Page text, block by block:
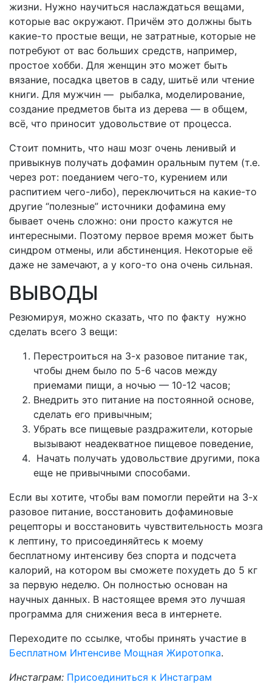
жизни. Нужно научиться наслаждаться вещами,
которые вас окружают. Причём это должны быть
какие-то простые вещи, не затратные, которые не
потребуют от вас больших средств, например,
простое хобби. Для женщин это может быть
вязание, посадка цветов в саду, шитьё или чтение
книги. Для мужчин — рыбалка, моделирование,
создание предметов быта из дерева — в общем,
всё, что приносит удовольствие от процесса.
Стоит помнить, что наш мозг очень ленивый и
привыкнув получать дофамин оральным путем (т.е.
через рот: поеданием чего-то, курением или
распитием чего-либо), переключиться на какие-то
другие “полезные” источники дофамина ему
бывает очень сложно: они просто кажутся не
интересными. Поэтому первое время может быть
синдром отмены, или абстиненция. Некоторые её
даже не замечают, а у кого-то она очень сильная.
ВЫВОДЫ
Резюмируя, можно сказать, что по факту нужно
сделать всего 3 вещи:
Перестроиться на 3-х разовое питание так,
чтобы днем было по 5-6 часов между
приемами пищи, а ночью — 10-12 часов;
Внедрить это питание на постоянной основе,
сделать его привычным;
Убрать все пищевые раздражители, которые
вызывают неадекватное пищевое поведение,
Начать получать удовольствие другими, пока
еще не привычными способами.
Если вы хотите, чтобы вам помогли перейти на 3-х
разовое питание, восстановить дофаминовые
рецепторы и восстановить чувствительность мозга
к лептину, то присоединяйтесь к моему
бесплатному интенсиву без спорта и подсчета
калорий, на котором вы сможете похудеть до 5 кг
за первую неделю. Он полностью основан на
научных данных. В настоящее время это лучшая
программа для снижения веса в интернете.
Переходите по ссылке, чтобы принять участие в
Бесплатном Интенсиве Мощная Жиротопка.
Инстаграм: Присоединиться к Инстаграм